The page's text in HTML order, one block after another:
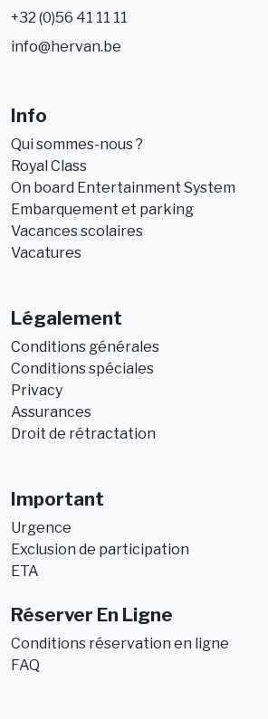
+32 (0)56 41 11 11
info@hervan.be
Info
Qui sommes-nous ?
Royal Class
On board Entertainment System
Embarquement et parking
Vacances scolaires
Vacatures
Légalement
Conditions générales
Conditions spéciales
Privacy
Assurances
Droit de rétractation
Important
Urgence
Exclusion de participation
ETA
Réserver En Ligne
Conditions réservation en ligne
FAQ